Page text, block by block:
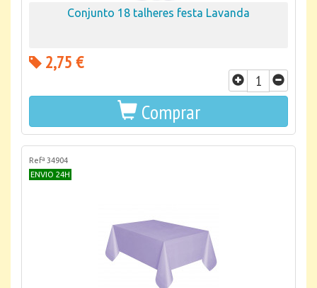
Conjunto 18 talheres festa Lavanda
2,75 €
Comprar
Refª 34904
ENVIO 24H